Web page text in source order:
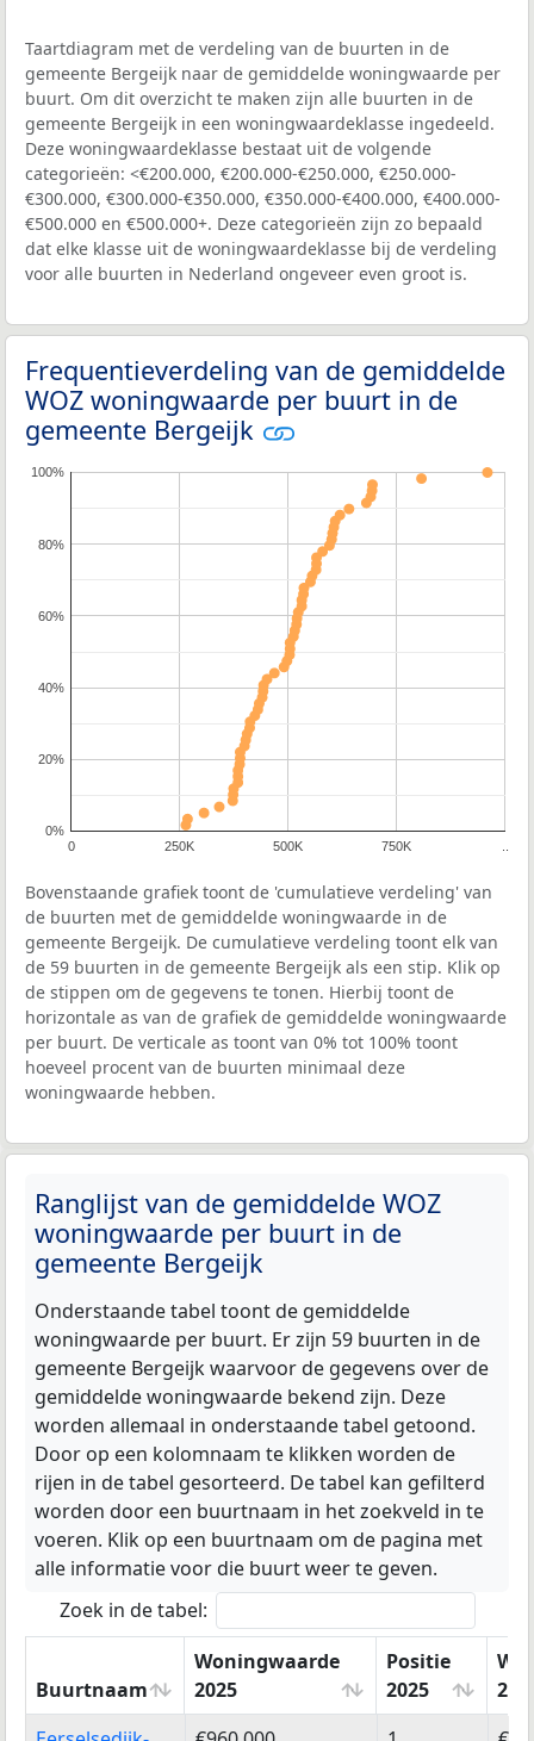
Taartdiagram met de verdeling van de buurten in de
gemeente Bergeijk naar de gemiddelde woningwaarde per
buurt. Om dit overzicht te maken zijn alle buurten in de
gemeente Bergeijk in een woningwaardeklasse ingedeeld.
Deze woningwaardeklasse bestaat uit de volgende
categorieën: <€200.000, €200.000-€250.000, €250.000-
€300.000, €300.000-€350.000, €350.000-€400.000, €400.000-
€500.000 en €500.000+. Deze categorieën zijn zo bepaald
dat elke klasse uit de woningwaardeklasse bij de verdeling
voor alle buurten in Nederland ongeveer even groot is.
Frequentieverdeling van de gemiddelde
WOZ woningwaarde per buurt in de
gemeente Bergeijk
0 250K 500K 750K
0%
20%
40%
60%
80%
100%
Bovenstaande grafiek toont de 'cumulatieve verdeling' van
de buurten met de gemiddelde woningwaarde in de
gemeente Bergeijk. De cumulatieve verdeling toont elk van
de 59 buurten in de gemeente Bergeijk als een stip. Klik op
de stippen om de gegevens te tonen. Hierbij toont de
horizontale as van de grafiek de gemiddelde woningwaarde
per buurt. De verticale as toont van 0% tot 100% toont
hoeveel procent van de buurten minimaal deze
woningwaarde hebben.
Ranglijst van de gemiddelde WOZ
woningwaarde per buurt in de
gemeente Bergeijk
Onderstaande tabel toont de gemiddelde
woningwaarde per buurt. Er zijn 59 buurten in de
gemeente Bergeijk waarvoor de gegevens over de
gemiddelde woningwaarde bekend zijn. Deze
worden allemaal in onderstaande tabel getoond.
Door op een kolomnaam te klikken worden de
rijen in de tabel gesorteerd. De tabel kan gefilterd
worden door een buurtnaam in het zoekveld in te
voeren. Klik op een buurtnaam om de pagina met
alle informatie voor die buurt weer te geven.
Zoek in de tabel:
Buurtnaam
Woningwaarde
2025
Positie
2025
Buurtnaam
Woningwaarde Positie